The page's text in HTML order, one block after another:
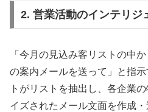
2. 営業活動のインテリジ
「今月の見込み客リストの中
の案内メールを送って」と指
トがリストを抽出し、各企業
イズされたメール文面を作成